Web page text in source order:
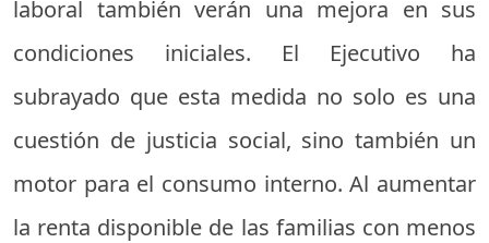
laboral también verán una mejora en sus
condiciones iniciales. El Ejecutivo ha
subrayado que esta medida no solo es una
cuestión de justicia social, sino también un
motor para el consumo interno. Al aumentar
la renta disponible de las familias con menos